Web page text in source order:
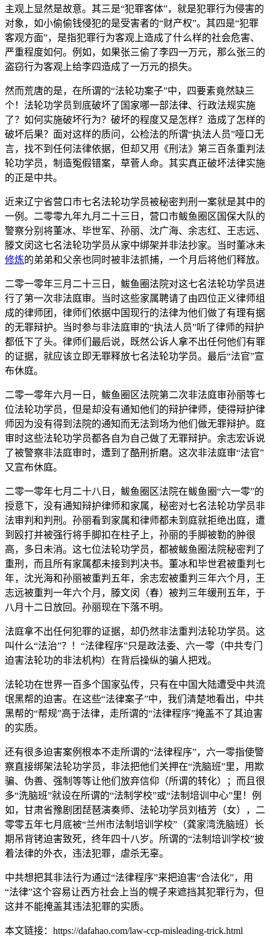
主观上显然是故意。其三是“犯罪客体”，就是犯罪行为侵害的
对象，如小偷偷钱侵犯的是受害者的“财产权”。其四是“犯罪
客观方面”，是指犯罪行为客观上造成了什么样的社会危害、
严重程度如何。例如，如果张三偷了李四一万元，那么张三的
盗窃行为客观上给李四造成了一万元的损失。
然而荒唐的是，在所谓的“法轮功案子”中，四要素竟然缺三
个！法轮功学员到底破坏了国家哪一部法律、行政法规实施
了？如何实施破坏行为？破坏的程度又是怎样？造成了怎样的
破坏后果？面对这样的质问，公检法的所谓“执法人员”哑口无
言，找不到任何法律依据，但却又用《刑法》第三百条重判法
轮功学员，制造冤假错案，草菅人命。其实真正破坏法律实施
的正是中共。
近来辽宁省营口市七名法轮功学员被秘密判刑一案就是其中的
一例。二零零九年九月二十三日，营口市鲅鱼圈区国保大队的
警察分别将董冰、毕世军、孙丽、沈广海、余志红、王志远、
滕文闵这七名法轮功学员从家中绑架并非法抄家。当时董冰未
修炼的弟弟和父亲也同时被非法抓捕，一个月后将他们释放。
二零一零年三月二十三日，鲅鱼圈法院对这七名法轮功学员进
行了第一次非法庭审。当时这些家属聘请了由四位正义律师组
成的律师团，律师们依据中国现行的法律为他们做了有理有据
的无罪辩护。当时参与非法庭审的“执法人员”听了律师的辩护
都低下了头。律师们最后说，既然公诉人拿不出任何他们有罪
的证据，就应该立即无罪释放七名法轮功学员。最后“法官”宣
布休庭。
二零一零年六月一日，鲅鱼圈区法院第二次非法庭审孙丽等七
位法轮功学员，但是却没有通知他们的辩护律师，使得辩护律
师因为没有得到法院的通知而无法到场为他们做无罪辩护。庭
审时这些法轮功学员都各自为自己做了无罪辩护。余志宏诉说
了被警察非法庭审时，遭到了酷刑折磨。这次非法庭审“法官”
又宣布休庭。
二零一零年七月二十八日，鲅鱼圈区法院在鲅鱼圈“六一零”的
授意下，没有通知辩护律师和家属，秘密对七名法轮功学员非
法审判和判刑。孙丽看到家属和律师都未到庭就拒绝出庭，遭
到殴打并被强行将手脚扣在柱子上，孙丽的手脚被勒的肿很
高，多日未消。这七位法轮功学员，都被鲅鱼圈法院秘密判了
重刑，而且所有家属都未接到判决书。董冰和毕世君被重判七
年，沈光海和孙丽被重判五年，余志宏被重判三年六个月，王
志远被重判一年六个月，滕文闵（春）被判三年缓刑五年，于
八月十二日放回。孙丽现在下落不明。
法庭拿不出任何犯罪的证据，却仍然非法重判法轮功学员。这
叫什么“法治”？！“法律程序”只是政法委、六一零（中共专门
迫害法轮功的非法机构）在背后操纵的骗人把戏。
法轮功在世界一百多个国家弘传，只有在中国大陆遭受中共流
氓黑帮的迫害。在这些“法律案子”中，我们清楚地看出，中共
黑帮的“帮规”高于法律，走所谓的“法律程序”掩盖不了其迫害
的实质。
还有很多迫害案例根本不走所谓的“法律程序”，六一零指使警
察直接绑架法轮功学员，非法把他们关押在“洗脑班”里，用欺
骗、伪善、强制等等让他们放弃信仰（所谓的转化）；而且很
多“洗脑班”就设在所谓的“法制学校”或“法制培训中心”里！例
如，甘肃省豫剧团琵琶演奏师、法轮功学员刘植芳（女），二
零零五年七月底被“兰州市法制培训学校”（龚家湾洗脑班）长
期吊背铐迫害致死，终年四十八岁。所谓的“法制培训学校”披
着法律的外衣，违法犯罪，虐杀无辜。
中共想把其非法行为通过“法律程序”来把迫害“合法化”，用
“法律”这个容易让西方社会上当的幌子来遮挡其犯罪行为，但
这并不能掩盖其违法犯罪的实质。
本文链接：https://dafahao.com/law-ccp-misleading-trick.html